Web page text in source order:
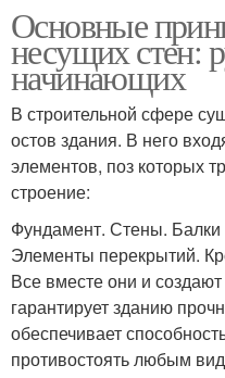
доме
Стен в доме
Стены в хрущевке
Стен в двухэтажном
Основные
несущих стен:
начинающих
В строительной сфере
остов здания. В него
элементов, поз которых
строение:
Фундамент. Стены.
Элементы перекрытий.
Все вместе они и
гарантирует зданию
обеспечивает
противостоять любым